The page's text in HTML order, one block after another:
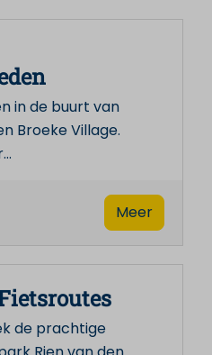
in de buurt van
Broeke Village.
…
Meer
de prachtige